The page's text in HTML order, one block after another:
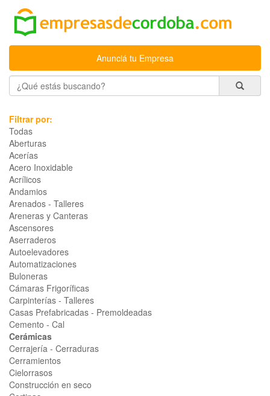
Anunciá tu Empresa
Filtrar por:
Todas
Aberturas
Acerías
Acero Inoxidable
Acrílicos
Andamios
Arenados - Talleres
Areneras y Canteras
Ascensores
Aserraderos
Autoelevadores
Automatizaciones
Buloneras
Cámaras Frigoríficas
Carpinterías - Talleres
Casas Prefabricadas - Premoldeadas
Cemento - Cal
Cerámicas
Cerrajería - Cerraduras
Cerramientos
Cielorrasos
Construcción en seco